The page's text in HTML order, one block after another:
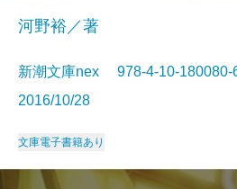
河野裕／著
新潮文庫nex 978-4-10-
2016/10/28
文庫電子書籍あり